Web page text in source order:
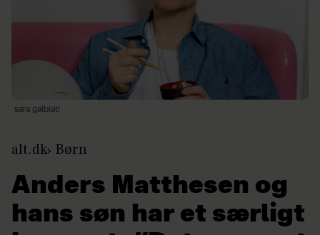
sara galbiati
alt.dk Børn
Anders Matthesen og
hans søn har et særligt